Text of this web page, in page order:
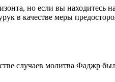
но если вы
в качестве меры
случаев молитва Фаджр